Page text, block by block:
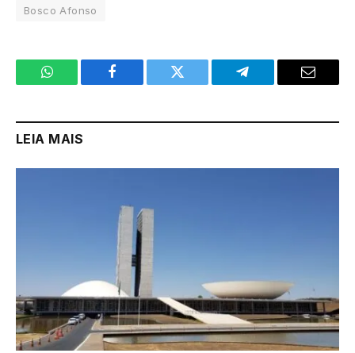
Bosco Afonso
WhatsApp Facebook Twitter Telegram Email
LEIA MAIS